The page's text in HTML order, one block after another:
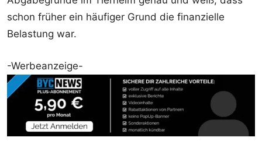
schon früher ein häufiger Grund die finanzielle
Belastung war.
-Werbeanzeige-